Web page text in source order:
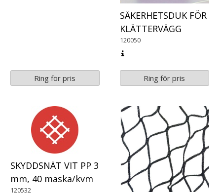
Ring för pris
SÄKERHETSDUK FÖR
KLÄTTERVÄGG
120050
Ring för pris
SKYDDSNÄT VIT PP 3
mm, 40 maska/kvm
120532